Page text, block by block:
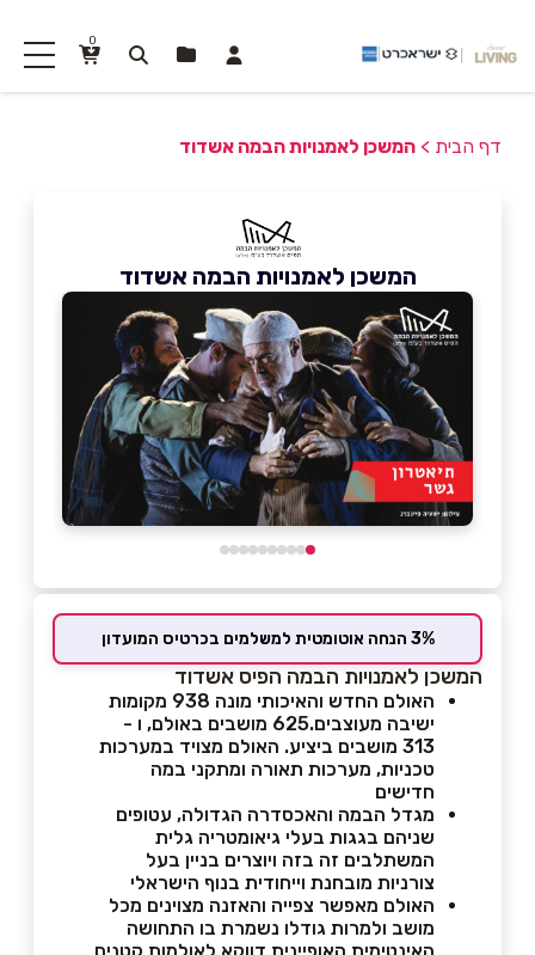
0
דף הבית > המשכן לאמנויות הבמה אשדוד
המשכן לאמנויות הבמה אשדוד
3% הנחה אוטומטית למשלמים בכרטיס המועדון
המשכן לאמנויות הבמה הפיס אשדוד
האולם החדש והאיכותי מונה 938 מקומות
ישיבה מעוצבים.625 מושבים באולם, ו -
313 מושבים ביציע. האולם מצויד במערכות
טכניות, מערכות תאורה ומתקני במה
חדישים
מגדל הבמה והאכסדרה הגדולה, עטופים
שניהם בגגות בעלי גיאומטריה גלית
המשתלבים זה בזה ויוצרים בניין בעל
צורניות מובחנת וייחודית בנוף הישראלי
האולם מאפשר צפייה והאזנה מצוינים מכל
מושב ולמרות גודלו נשמרת בו התחושה
האינטימית האופיינית דווקא לאולמות קטנים